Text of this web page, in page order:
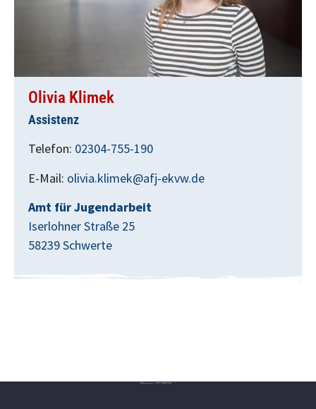
Olivia Klimek
Assistenz
Telefon: 02304-755-190
E-Mail: olivia.klimek@afj-ekvw.de
Amt für Jugendarbeit
Iserlohner Straße 25
58239 Schwerte